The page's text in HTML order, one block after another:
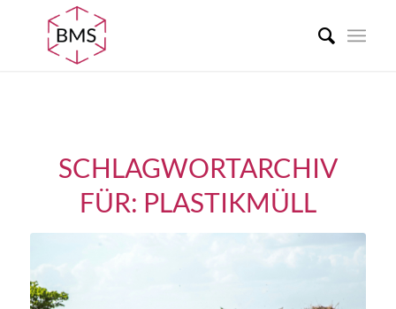
SCHLAGWORTARCHIV
FÜR: PLASTIKMÜLL